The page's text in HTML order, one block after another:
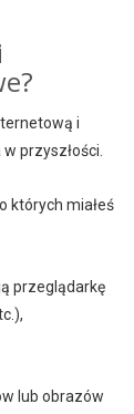
i
przyszłości.
których miałeś
przeglądarkę
lub obrazów